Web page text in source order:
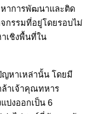
าการพัฒนาและติด
กรรมที่อยู่โดยรอบไม่
เชิงพื้นที่ใน
ญหาเหล่านั้น โดยมี
ล้าเจ้าคุณทหาร
บ่งออกเป็น 6